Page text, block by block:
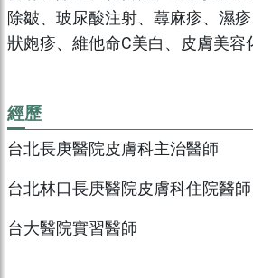
除皺、玻尿酸注射、蕁麻疹、濕
狀皰疹、維他命C美白、皮膚美容
經歷
台北長庚醫院皮膚科主治醫師
台北林口長庚醫院皮膚科住院醫
台大醫院實習醫師